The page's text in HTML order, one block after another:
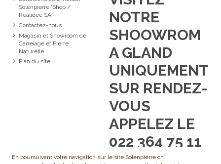
Solenpierre 'Shop /
Realidee SA
Contactez-nous
Magasin et Showroom de
Carrelage et Pierre
Naturelle
Plan du site
NOTRE
SHOOWROM
A GLAND
UNIQUEMENT
SUR RENDEZ-
VOUS
APPELEZ LE
022 364 75 11
En poursuivant votre navigation sur le site Solenpierre.ch